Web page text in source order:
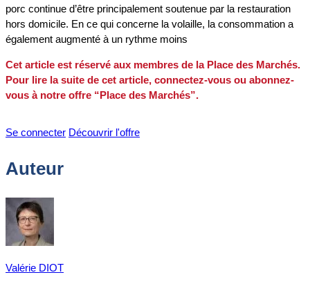
porc continue d’être principalement soutenue par la restauration
hors domicile. En ce qui concerne la volaille, la consommation a
également augmenté à un rythme moins
Cet article est réservé aux membres de la Place des Marchés.
Pour lire la suite de cet article, connectez-vous ou abonnez-
vous à notre offre “Place des Marchés”.
Se connecter Découvrir l'offre
Auteur
Valérie DIOT